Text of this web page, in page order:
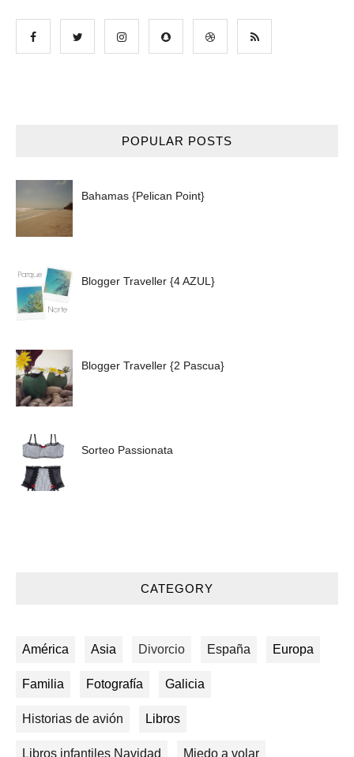
POPULAR POSTS
Bahamas {Pelican Point}
Blogger Traveller {4 AZUL}
Blogger Traveller {2 Pascua}
Sorteo Passionata
CATEGORY
América Asia Divorcio España Europa
Familia Fotografía Galicia
Historias de avión Libros
Libros infantiles Navidad Miedo a volar